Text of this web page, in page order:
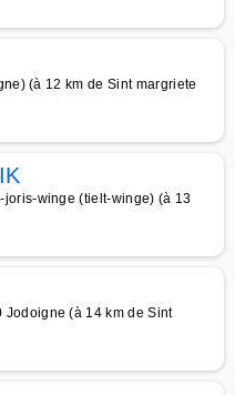
(à 12 km de Sint margriete
joris-winge (tielt-winge) (à 13
Jodoigne (à 14 km de Sint